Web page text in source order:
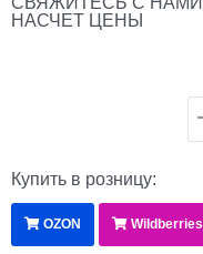
НАСЧЕТ ЦЕНЫ
Купить в розницу:
OZON Wildberries